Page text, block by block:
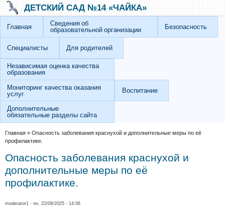
Перейти к основному содержанию
Skip to searchДЕТСКИЙ САД №14 «ЧАЙКА»
Главная
Сведения об
образовательной организации
Безопасность
Специалисты Для родителей
Независимая оценка качества
образования
Мониторинг качества оказания
услуг
Воспитание
Дополнительные
обязательные разделы сайта
Вы здесь
Главная » Опасность заболевания краснухой и дополнительные меры по её
профилактике.
Опасность заболевания краснухой и
дополнительные меры по её
профилактике.
moderator1 - пн, 22/09/2025 - 14:06